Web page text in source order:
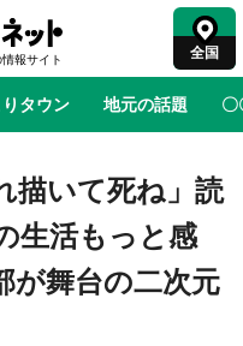
全国
タウン 地元の話題 〇
ありがとう 物語がはじ
が栃木県を征服！？ 県
地」が生産されてます
描いて死ね」読
生活もっと感
が舞台の二次元